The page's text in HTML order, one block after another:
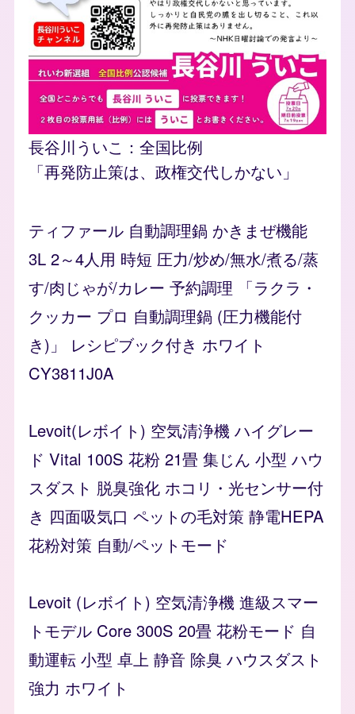
flyer_explain
長谷川ういこ：全国比例
「再発防止策は、政権交代しかない」
ティファール 自動調理鍋 かきまぜ機能
3L 2～4人用 時短 圧力/炒め/無水/煮る/蒸
す/肉じゃが/カレー 予約調理 「ラクラ・
クッカー プロ 自動調理鍋 (圧力機能付
き)」 レシピブック付き ホワイト
CY3811J0A
Levoit(レボイト) 空気清浄機 ハイグレー
ド Vital 100S 花粉 21畳 集じん 小型 ハウ
スダスト 脱臭強化 ホコリ・光センサー付
き 四面吸気口 ペットの毛対策 静電HEPA
花粉対策 自動/ペットモード
Levoit (レボイト) 空気清浄機 進級スマー
トモデル Core 300S 20畳 花粉モード 自
動運転 小型 卓上 静音 除臭 ハウスダスト
強力 ホワイト